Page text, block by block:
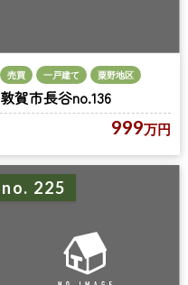
売買 一戸建て 粟野地区
敦賀市長谷no.136
999万円
no. 225